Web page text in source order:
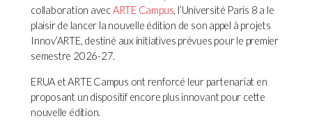
collaboration avecARTE Campus, l’Université Paris 8 a le
plaisir de lancer la nouvelle édition de son appel à projets
Innov’ARTE, destiné aux initiatives prévues pour le premier
semestre 2026-27.
ERUA et ARTE Campus ont renforcé leur partenariat en
proposant un dispositif encore plus innovant pour cette
nouvelle édition.